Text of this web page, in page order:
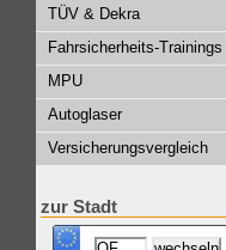
TÜV & Dekra
Fahrsicherheits-Trainings
MPU
Autoglaser
Versicherungsvergleich
zur Stadt